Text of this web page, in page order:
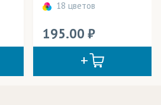
18 цветов
195.00